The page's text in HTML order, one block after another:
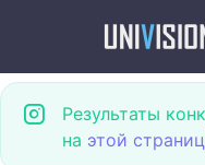
Результаты
на этой